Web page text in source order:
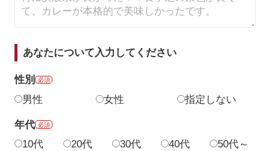
あなたについて入力してください
性別 必須
男性 女性 指定しない
年代 必須
10代 20代 30代 40代 50代～